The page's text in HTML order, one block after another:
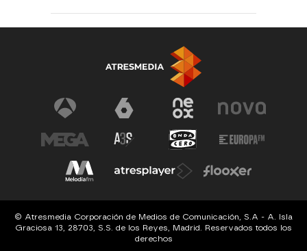
© Atresmedia Corporación de Medios de Comunicación, S.A - A. Isla
Graciosa 13, 28703, S.S. de los Reyes, Madrid. Reservados todos los
derechos